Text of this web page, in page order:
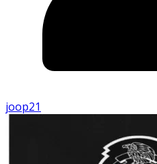
joop21